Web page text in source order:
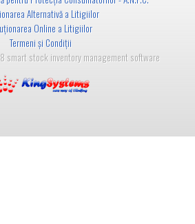
Alternativă a Litigiilor
Online a Litigiilor
Termeni și Condiții
smart stock inventory management software